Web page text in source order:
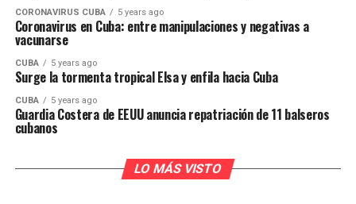
CORONAVIRUS CUBA 5 years ago
Coronavirus en Cuba: entre manipulaciones y negativas a
vacunarse
CUBA 5 years ago
Surge la tormenta tropical Elsa y enfila hacia Cuba
CUBA 5 years ago
Guardia Costera de EEUU anuncia repatriación de 11 balseros
cubanos
LO MÁS VISTO